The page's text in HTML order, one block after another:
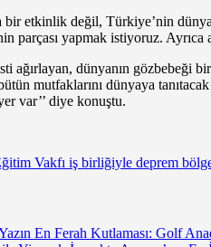
bir etkinlik değil, Türkiye’nin
parçası yapmak istiyoruz.
ağırlayan, dünyanın gözbebeği
mutfaklarını dünyaya
var’’ diye konuştu.
Vakfı iş birliğiyle deprem
En Ferah Kutlaması: Golf